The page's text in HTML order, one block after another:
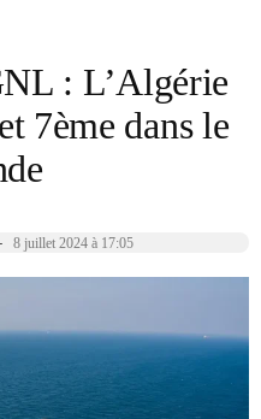
: L’Algérie
7ème dans le
8 juillet 2024 à 17:05